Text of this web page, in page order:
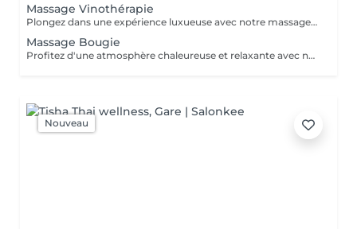
Massage Vinothérapie
Plongez dans une expérience luxueuse avec notre massage Vinothérapie de 40, 60 ou 90 minutes. Nos Esthetcienne experts utiliseront des techniques spécifiques, combinant les bienfaits du raisin pour apaiser vos muscles et offrir une sensation de détente profonde. Le temps de préparation et d'installation de la cliente est inclus dans la durée sélectionnée, garantissant une expérience dédiée à votre bien-être. Laissez-vous emporter par ce moment de délice, revitalisant à la fois votre corps et votre esprit.
Massage Bougie
Profitez d'une atmosphère chaleureuse et relaxante avec notre massage aux bougies de 40, 60 ou 90 minutes. Nos esthéticiennes spécialisées intègrent des bougies parfumées pour créer une ambiance paisible tout en appliquant des techniques douces visant à soulager les tensions musculaires. Le temps de préparation et d'installation de la cliente est inclus dans la période choisie, garantissant que chaque minute soit dédiée à votre bien-être. Offrez-vous une expérience de rajeunissement du corps et de l'esprit dans ce cadre serein.
Nouveau